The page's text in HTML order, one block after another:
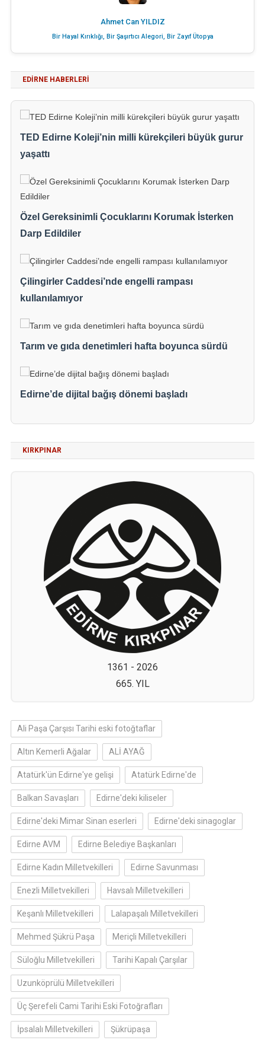
Ahmet Can YILDIZ
Bir Hayal Kırıklığı, Bir Şaşırtıcı Alegori, Bir Zayıf Ütopya
EDIRNE HABERLERI
TED Edirne Koleji’nin milli kürekçileri büyük gurur
yaşattı
Özel Gereksinimli Çocuklarını Korumak İsterken
Darp Edildiler
Çilingirler Caddesi’nde engelli rampası
kullanılamıyor
Tarım ve gıda denetimleri hafta boyunca sürdü
Edirne’de dijital bağış dönemi başladı
KIRKPINAR
1361 - 2026
665. YIL
Ali Paşa Çarşısı Tarihi eski fotoğtaflar
Altın Kemerli Ağalar ALİ AYAĞ
Atatürk'ün Edirne'ye gelişi Atatürk Edirne'de
Balkan Savaşları Edirne'deki kiliseler
Edirne'deki Mimar Sinan eserleri Edirne'deki sinagoglar
Edirne AVM Edirne Belediye Başkanları
Edirne Kadın Milletvekilleri Edirne Savunması
Enezli Milletvekilleri Havsalı Milletvekilleri
Keşanlı Milletvekilleri Lalapaşalı Milletvekilleri
Mehmed Şükrü Paşa Meriçli Milletvekilleri
Süloğlu Milletvekilleri Tarihi Kapalı Çarşılar
Uzunköprülü Milletvekilleri
Üç Şerefeli Cami Tarihi Eski Fotoğrafları
İpsalalı Milletvekilleri Şükrüpaşa